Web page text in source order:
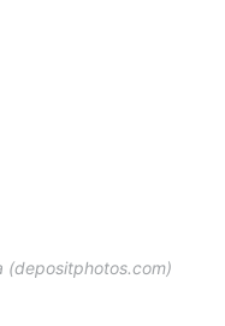
(depositphotos.com)